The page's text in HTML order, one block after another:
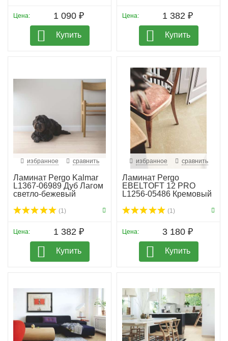
Цена: 1 090 ₽
Купить
Цена: 1 382 ₽
Купить
избранное сравнить
Ламинат Pergo Kalmar
L1367-06989 Дуб Лагом
светло-бежевый
(1)
Цена: 1 382 ₽
Купить
избранное сравнить
Ламинат Pergo
EBELTOFT 12 PRO
L1256-05486 Кремовый
(1)
Цена: 3 180 ₽
Купить